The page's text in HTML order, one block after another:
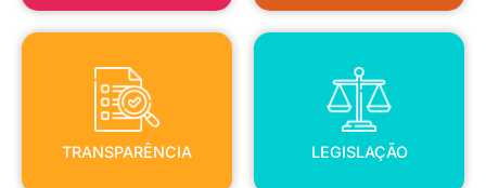
TRANSPARÊNCIA
TRANSPARÊNCIA
LEGISLAÇÃO
LEGISLAÇÃO